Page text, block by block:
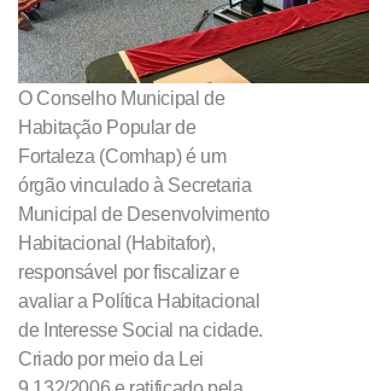
O Conselho Municipal de
Habitação Popular de
Fortaleza (Comhap) é um
órgão vinculado à Secretaria
Municipal de Desenvolvimento
Habitacional (Habitafor),
responsável por fiscalizar e
avaliar a Política Habitacional
de Interesse Social na cidade.
Criado por meio da Lei